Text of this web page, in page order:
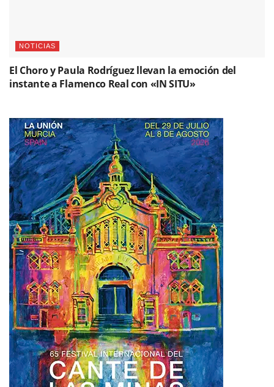
NOTICIAS
El Choro y Paula Rodríguez llevan la emoción del
instante a Flamenco Real con «IN SITU»